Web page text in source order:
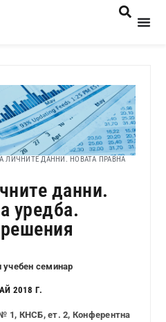
ЛИЧНИТЕ ДАННИ. НОВАТА ПРАВНА
данни.
уредба.
учебен семинар
2018 Г.
1, КНСБ, ет. 2, Конферентна